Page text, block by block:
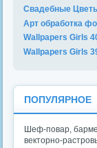
Свадебные
Арт обработка
Wallpapers Girls
Wallpapers Girls
ПОПУЛЯРНОЕ
Шеф-повар,
векторно-